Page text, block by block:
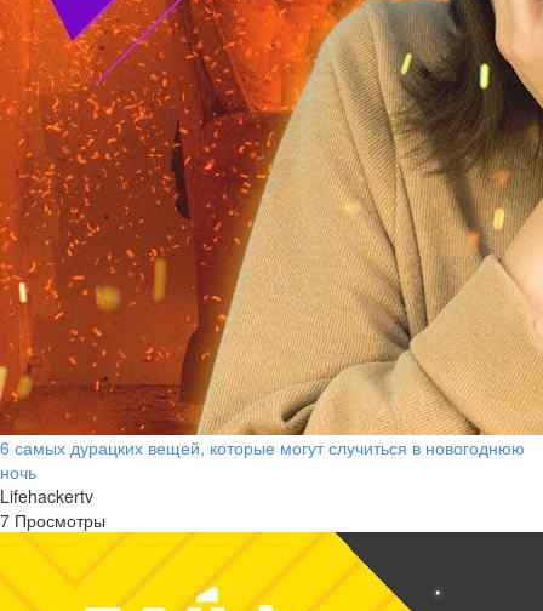
6 самых дурацких вещей, которые могут случиться в новогоднюю
ночь
Lifehackertv
7 Просмотры